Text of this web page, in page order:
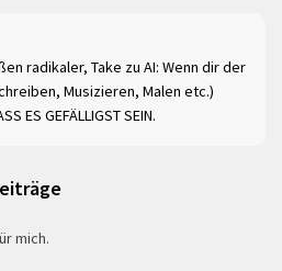
radikaler, Take zu AI: Wenn dir der
Musizieren, Malen etc.)
ES GEFÄLLIGST SEIN.
mich.